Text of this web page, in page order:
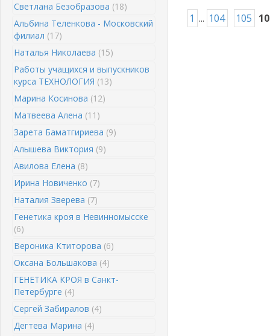
Светлана Безобразова (18)
Альбина Теленкова - Московский
филиал (17)
Наталья Николаева (15)
Работы учащихся и выпускников
курса ТЕХНОЛОГИЯ (13)
Марина Косинова (12)
Матвеева Алена (11)
Зарета Баматгириева (9)
Алышева Виктория (9)
Авилова Елена (8)
Ирина Новиченко (7)
Наталия Зверева (7)
Генетика кроя в Невинномысске
(6)
Вероника Ктиторова (6)
Оксана Большакова (4)
ГЕНЕТИКА КРОЯ в Санкт-
Петербурге (4)
Сергей Забиралов (4)
Дегтева Марина (4)
1 ... 104 105